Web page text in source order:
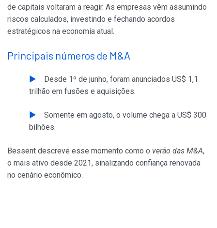
de capitais voltaram a reagir. As empresas vêm assumindo
riscos calculados, investindo e fechando acordos
estratégicos na economia atual.
Principais números de M&A
Desde 1º de junho, foram anunciados US$ 1,1
trilhão em fusões e aquisições.
Somente em agosto, o volume chega a US$ 300
bilhões.
Bessent descreve esse momento como o verão das M&A,
o mais ativo desde 2021, sinalizando confiança renovada
no cenário econômico.